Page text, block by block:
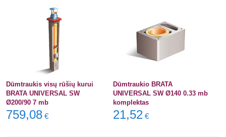
Dūmtraukis visų rūšių kurui
BRATA UNIVERSAL SW
Ø200/90 7 mb
759,08 €
Dūmtraukio BRATA
UNIVERSAL SW Ø140 0.33 mb
komplektas
21,52 €